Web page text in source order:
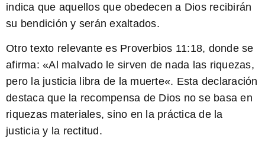
indica que aquellos que obedecen a Dios recibirán
su bendición y serán exaltados.
Otro texto relevante es Proverbios 11:18, donde se
afirma: «Al malvado le sirven de nada las riquezas,
pero la justicia libra de la muerte«. Esta declaración
destaca que la recompensa de Dios no se basa en
riquezas materiales, sino en la práctica de la
justicia y la rectitud.